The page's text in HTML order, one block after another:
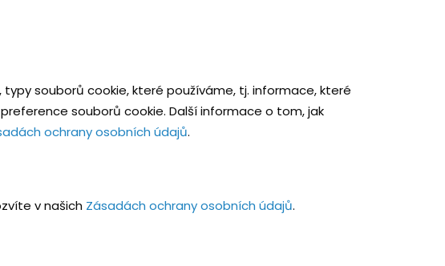
souborů cookie, které používáme, tj. informace, které
souborů cookie. Další informace o tom, jak
ochrany osobních údajů.
v našich Zásadách ochrany osobních údajů.